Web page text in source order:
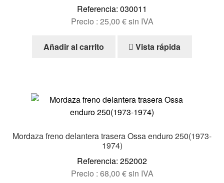
Referencia: 030011
Precio : 25,00 €sin IVA
Añadir al carrito Vista rápida
Mordaza freno delantera trasera Ossa enduro 250(1973-
1974)
Referencia: 252002
Precio : 68,00 €sin IVA